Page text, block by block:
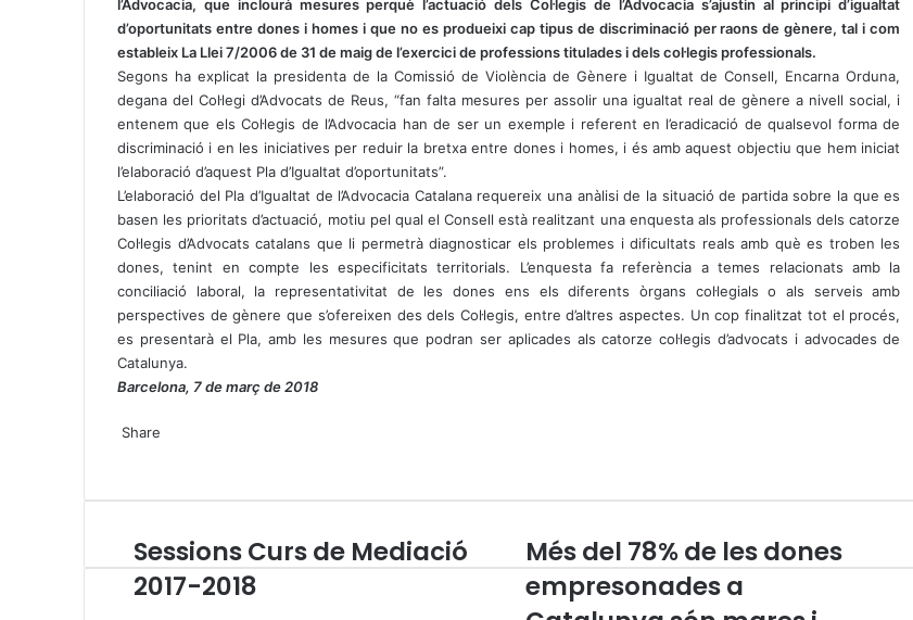
t
s
A
e
g
r
m
l’Advocacia, que inclourà mesures perquè l’actuació dels Col·legis de l’Advocacia s’ajustin al principi d’igualtat
d’oportunitats entre dones i homes i que no es produeixi cap tipus de discriminació per raons de gènere, tal i com
estableix La Llei 7/2006 de 31 de maig de l’exercici de professions titulades i dels col·legis professionals.
Segons ha explicat la presidenta de la Comissió de Violència de Gènere i Igualtat de Consell, Encarna Orduna,
degana del Col·legi d’Advocats de Reus, “fan falta mesures per assolir una igualtat real de gènere a nivell social, i
entenem que els Col·legis de l’Advocacia han de ser un exemple i referent en l’eradicació de qualsevol forma de
discriminació i en les iniciatives per reduir la bretxa entre dones i homes, i és amb aquest objectiu que hem iniciat
l’elaboració d’aquest Pla d’Igualtat d’oportunitats”.
L’elaboració del Pla d’Igualtat de l’Advocacia Catalana requereix una anàlisi de la situació de partida sobre la que es
basen les prioritats d’actuació, motiu pel qual el Consell està realitzant una enquesta als professionals dels catorze
Col·legis d’Advocats catalans que li permetrà diagnosticar els problemes i dificultats reals amb què es troben les
dones, tenint en compte les especificitats territorials. L’enquesta fa referència a temes relacionats amb la
conciliació laboral, la representativitat de les dones ens els diferents òrgans col·legials o als serveis amb
perspectives de gènere que s’ofereixen des dels Col·legis, entre d’altres aspectes. Un cop finalitzat tot el procés,
es presentarà el Pla, amb les mesures que podran ser aplicades als catorze col·legis d’advocats i advocades de
Catalunya.
Barcelona, 7 de març de 2018
h
s
p
e
g
m
Share
a
A
l
g
r
a
a
e
v
i
i
t
S
e
s
Sessions Curs de Mediació
2017-2018
M
é
s
d
Més del 78% de les dones
empresonades a